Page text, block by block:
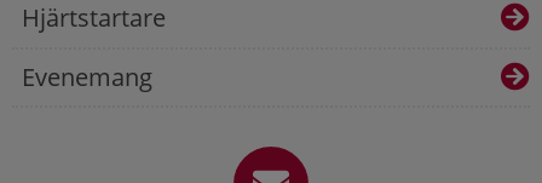
Hjärtstartare
Evenemang